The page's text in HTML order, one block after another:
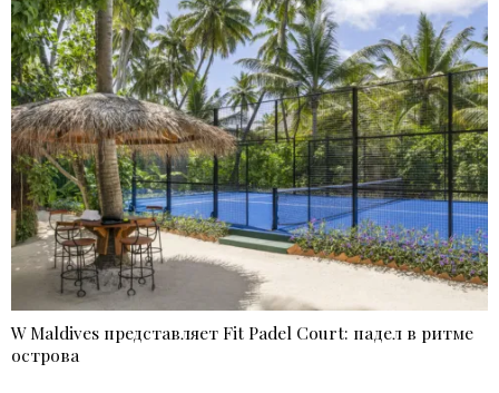
W Maldives представляет Fit Padel Court: падел в ритме
острова